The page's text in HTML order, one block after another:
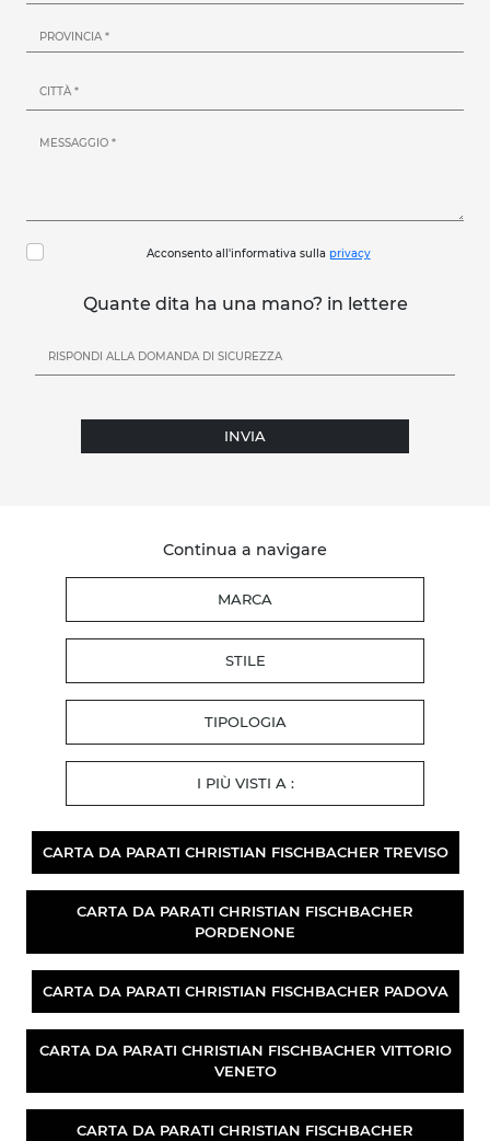
Acconsento all'informativa sulla privacy
Quante dita ha una mano? in lettere
INVIA
Continua a navigare
MARCA
STILE
TIPOLOGIA
I PIÙ VISTI A :
CARTA DA PARATI CHRISTIAN FISCHBACHER TREVISO
CARTA DA PARATI CHRISTIAN FISCHBACHER
PORDENONE
CARTA DA PARATI CHRISTIAN FISCHBACHER PADOVA
CARTA DA PARATI CHRISTIAN FISCHBACHER VITTORIO
VENETO
CARTA DA PARATI CHRISTIAN FISCHBACHER